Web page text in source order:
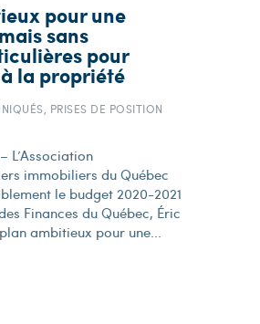
pour une
sans
pour
la propriété
PRISES DE POSITION
L’Association
immobiliers du Québec
le budget 2020-2021
Finances du Québec, Éric
ambitieux pour une...